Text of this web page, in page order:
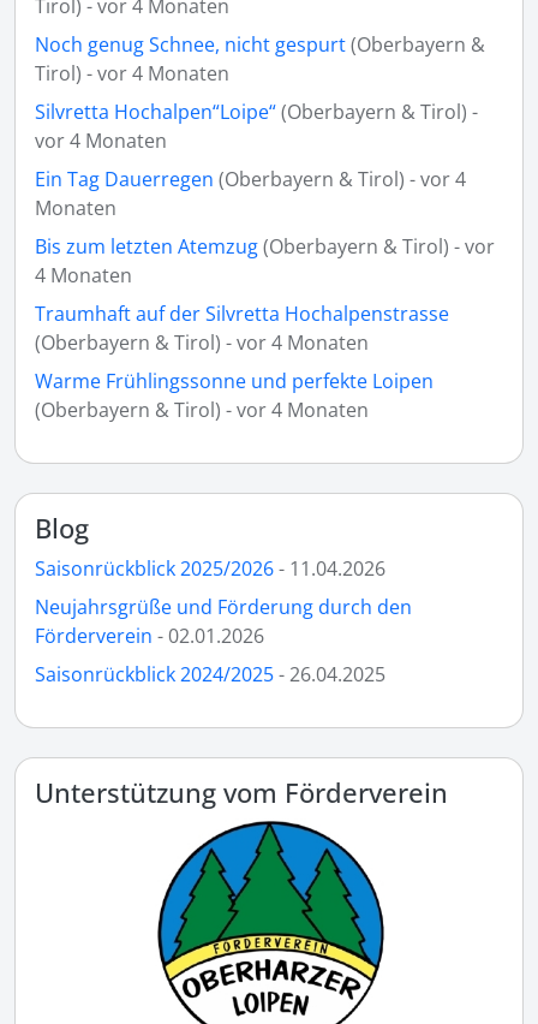
Tirol) - vor 4 Monaten
Noch genug Schnee, nicht gespurt(Oberbayern &
Tirol) - vor 4 Monaten
Silvretta Hochalpen“Loipe“(Oberbayern & Tirol) -
vor 4 Monaten
Ein Tag Dauerregen (Oberbayern & Tirol) - vor 4
Monaten
Bis zum letzten Atemzug(Oberbayern & Tirol) - vor
4 Monaten
Traumhaft auf der Silvretta Hochalpenstrasse
(Oberbayern & Tirol) - vor 4 Monaten
Warme Frühlingssonne und perfekte Loipen
(Oberbayern & Tirol) - vor 4 Monaten
Blog
Saisonrückblick 2025/2026- 11.04.2026
Neujahrsgrüße und Förderung durch den
Förderverein - 02.01.2026
Saisonrückblick 2024/2025- 26.04.2025
Unterstützung vom Förderverein